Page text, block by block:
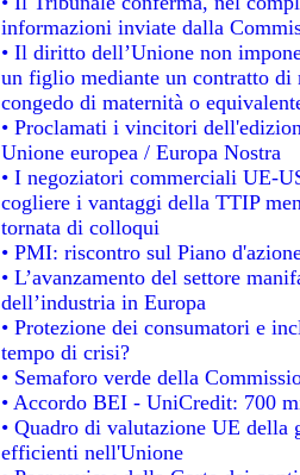
informazioni inviate dalla
• Il diritto dell’Unione non
un figlio mediante un contratto di
congedo di maternità o
• Proclamati i vincitori
Unione europea / Europa Nostra
• I negoziatori commerciali UE-
cogliere i vantaggi della TTIP
tornata di colloqui
• PMI: riscontro sul Piano
• L’avanzamento del settore
dell’industria in Europa
• Protezione dei consumatori e
tempo di crisi?
• Semaforo verde della
• Accordo BEI - UniCredit: 700
• Quadro di valutazione UE
efficienti nell'Unione